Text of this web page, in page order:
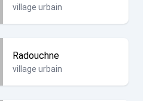
village urbain
Radouchne
village urbain